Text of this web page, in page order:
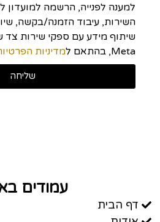
למענה לפנייה, הרשמה למועדון
השירות, עיבוד הזמנה/בקשה,
Meta, בהתאם ל
מדיניות
שליחה
עמודים
דף הבית